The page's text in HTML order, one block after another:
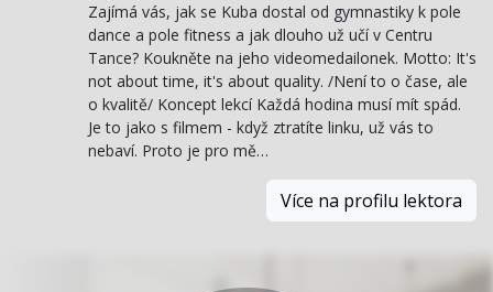
Zajímá vás, jak se Kuba dostal od gymnastiky k pole
dance a pole fitness a jak dlouho už učí v Centru
Tance? Koukněte na jeho videomedailonek. Motto: It's
not about time, it's about quality. /Není to o čase, ale
o kvalitě/ Koncept lekcí Každá hodina musí mít spád.
Je to jako s filmem - když ztratíte linku, už vás to
nebaví. Proto je pro mě…
Více na profilu lektora